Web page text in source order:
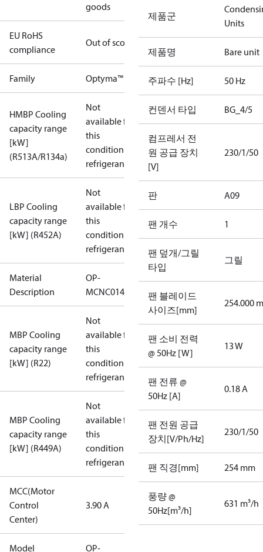
goods
EU RoHS
compliance
Out of scope
Family Optyma™
HMBP Cooling
capacity range
[kW]
(R513A/R134a)
Not
available for
this
condition /
refrigerant
LBP Cooling
capacity range
[kW] (R452A)
Not
available for
this
condition /
refrigerant
Material
Description
OP-
MCNC014NPA09G
MBP Cooling
capacity range
[kW] (R22)
Not
available for
this
condition /
refrigerant
MBP Cooling
capacity range
[kW] (R449A)
Not
available for
this
condition /
refrigerant
MCC(Motor
Control
Center)
3.90 A
Model OP-
제품군
Units
제품명 Bare unit
주파수 [Hz] 50 Hz
컨덴서 타입 BG_4/5
컴프레서 전
원 공급 장치
[V]
230/1/50
판 A09
팬 개수 1
팬 덮개/그릴
타입
그릴
팬 블레이드
사이즈[mm]
254.000
팬 소비 전력
@ 50Hz [W]
13 W
팬 전류 @
50Hz [A]
0.18 A
팬 전원 공급
장치[V/Ph/Hz]
230/1/50
팬 직경[mm] 254 mm
풍량 @
50Hz[m³/h]
631 m³/h